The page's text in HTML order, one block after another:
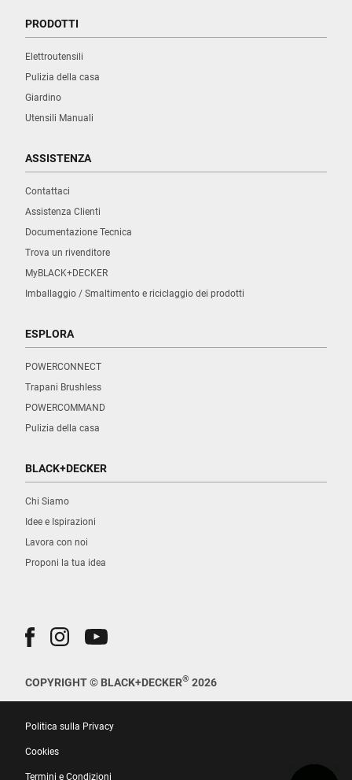
PRODOTTI
Elettroutensili
Pulizia della casa
Giardino
Utensili Manuali
ASSISTENZA
Contattaci
Assistenza Clienti
Documentazione Tecnica
Trova un rivenditore
MyBLACK+DECKER
Imballaggio / Smaltimento e riciclaggio dei prodotti
ESPLORA
POWERCONNECT
Trapani Brushless
POWERCOMMAND
Pulizia della casa
BLACK+DECKER
Chi Siamo
Idee e Ispirazioni
Lavora con noi
Proponi la tua idea
COPYRIGHT © BLACK+DECKER® 2026
Politica sulla Privacy
Cookies
Termini e Condizioni